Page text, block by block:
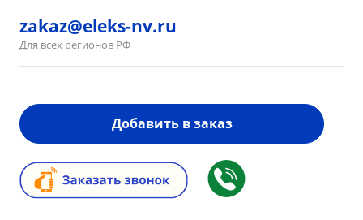
zakaz@eleks-nv.ru
Для всех регионов РФ
Добавить в заказ